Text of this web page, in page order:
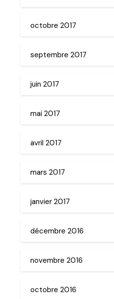
octobre 2017
septembre 2017
juin 2017
mai 2017
avril 2017
mars 2017
janvier 2017
décembre 2016
novembre 2016
octobre 2016